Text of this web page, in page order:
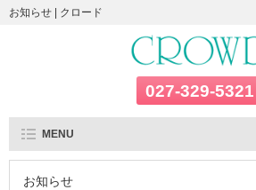
お知らせ | クロード
027-329-5321
MENU
お知らせ